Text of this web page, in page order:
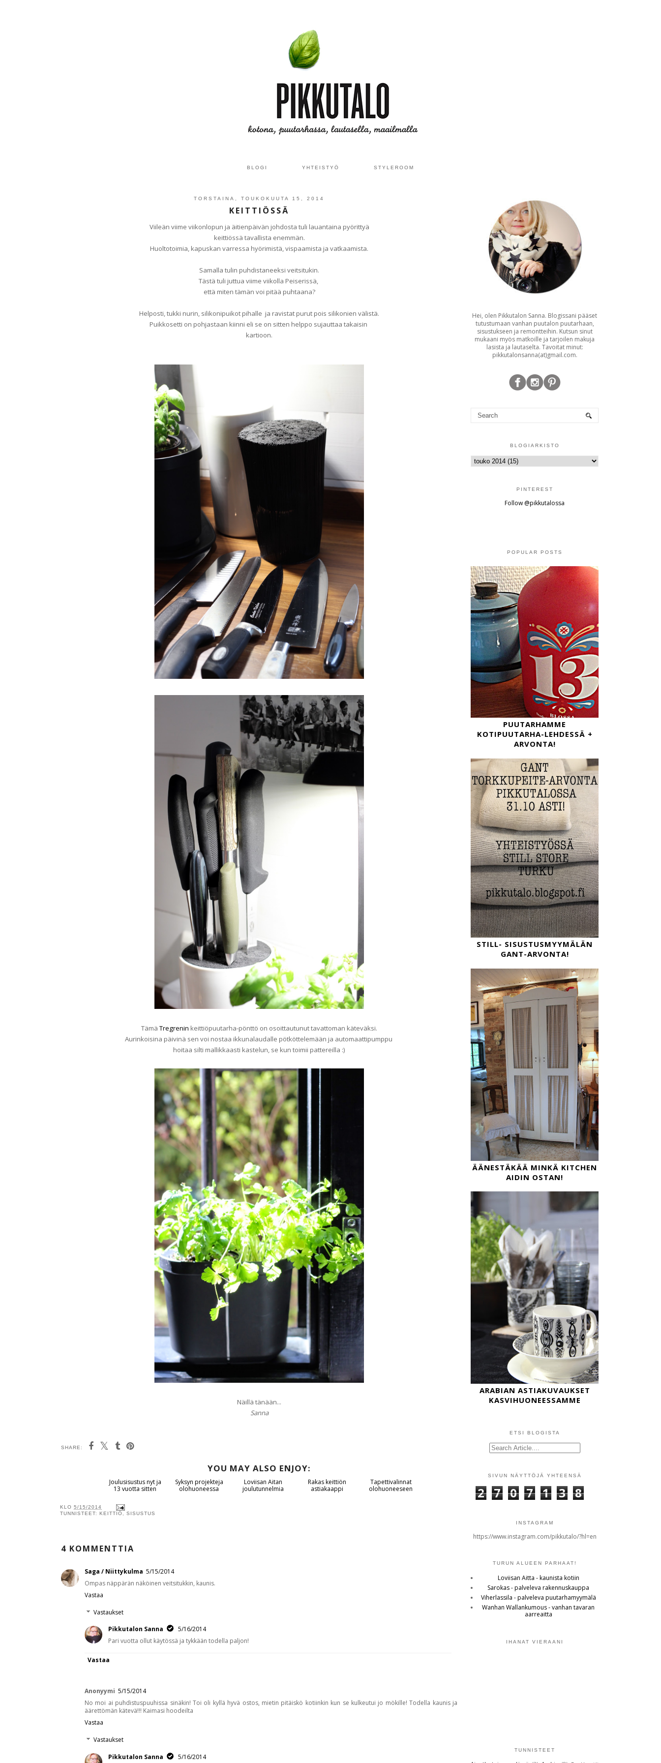
BLOGI YHTEISTYÖ STYLEROOM
TORSTAINA, TOUKOKUUTA 15, 2014
KEITTIÖSSÄ
Viileän viime viikonlopun ja äitienpäivän johdosta tuli lauantaina pyörittyä
keittiössä tavallista enemmän.
Huoltotoimia, kapuskan varressa hyörimistä, vispaamista ja vatkaamista.
Samalla tulin puhdistaneeksi veitsitukin.
Tästä tuli juttua viime viikolla Peiserissä,
että miten tämän voi pitää puhtaana?
Helposti, tukki nurin, silikonipuikot pihalle ja ravistat purut pois silikonien välistä.
Puikkosetti on pohjastaan kiinni eli se on sitten helppo sujauttaa takaisin
kartioon.
TämäTregrenin keittiöpuutarha-pönttö on osoittautunut tavattoman käteväksi.
Aurinkoisina päivinä sen voi nostaa ikkunalaudalle pötköttelemään ja automaattipumppu
hoitaa silti mallikkaasti kastelun, se kun toimii pattereilla :)
Näillä tänään...
Sanna
SHARE:
YOU MAY ALSO ENJOY:
13 vuotta sitten
TUNNISTEET: KEITTIÖ,SISUSTUS
4 KOMMENTTIA
Saga / Niittykulma 5/15/2014
Ompas näppärän näköinen veitsitukkin, kaunis.
Pikkutalon Sanna
Pari vuotta ollut käytössä ja tykkään todella paljon!
Vastaa
Anonyymi
Hei, olen Pikkutalon Sanna. Blogissani pääset
tutustumaan vanhan puutalon puutarhaan,
sisustukseen ja remontteihin. Kutsun sinut
mukaani myös matkoille ja tarjoilen makuja
lasista ja lautaselta. Tavoitat minut:
pikkutalonsanna(at)gmail.com.
BLOGIARKISTO
PINTEREST
Follow @pikkutalossa
POPULAR POSTS
PUUTARHAMME
KOTIPUUTARHA-LEHDESSÄ +
ARVONTA!
STILL- SISUSTUSMYYMÄLÄN
GANT-ARVONTA!
ÄÄNESTÄKÄÄ MINKÄ KITCHEN
AIDIN OSTAN!
ARABIAN ASTIAKUVAUKSET
KASVIHUONEESSAMME
ETSI BLOGISTA
SIVUN NÄYTTÖJÄ YHTEENSÄ
2 7 0 7 1 3 8
INSTAGRAM
https://www.instagram.com/pikkutalo/?hl=en
TURUN ALUEEN PARHAAT!
Loviisan Aitta - kaunista kotiin
Sarokas - palveleva rakennuskauppa
Viherlassila - palveleva puutarhamyymälä
Wanhan Wallankumous - vanhan tavaran
aarreaitta
IHANAT VIERAANI
TUNNISTEET